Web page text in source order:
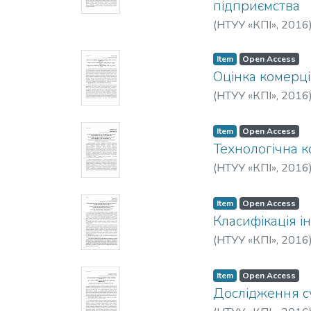
підприємства
(НТУУ «КПІ», 2016
Item Open Access
Оцінка
(НТУУ «КПІ», 2016
Item Open Access
Технологічна
(НТУУ «КПІ», 2016
Item Open Access
Класифікація
(НТУУ «КПІ», 2016
Item Open Access
Дослідження